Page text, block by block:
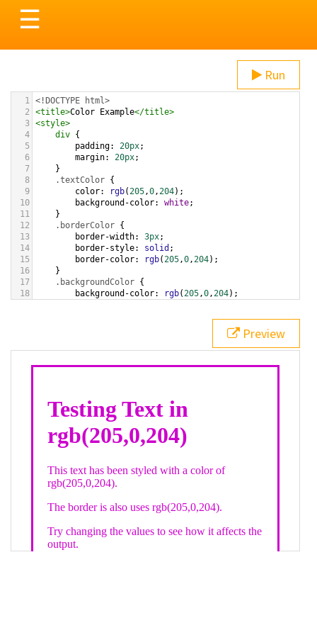
Toggle
navigation
☰
Run
1 <!DOCTYPE html>
2
<title>Color Example</title>
3 <style>
4
div {
5
padding: 20px;
6
margin: 20px;
7
}
8
.textColor {
9
color: rgb(205,0,204);
10
background-color: white;
11
}
12
.borderColor {
13
border-width: 3px;
14
border-style: solid ;
15
border-color: rgb(205,0,204);
16
}
17
.backgroundColor {
18
background-color: rgb(205,0,204);
bottom ,
white, rgb(205,0,204));
div class="textColor borderColor"
< h1>Testing Text in rgb(205,0,204)
Preview